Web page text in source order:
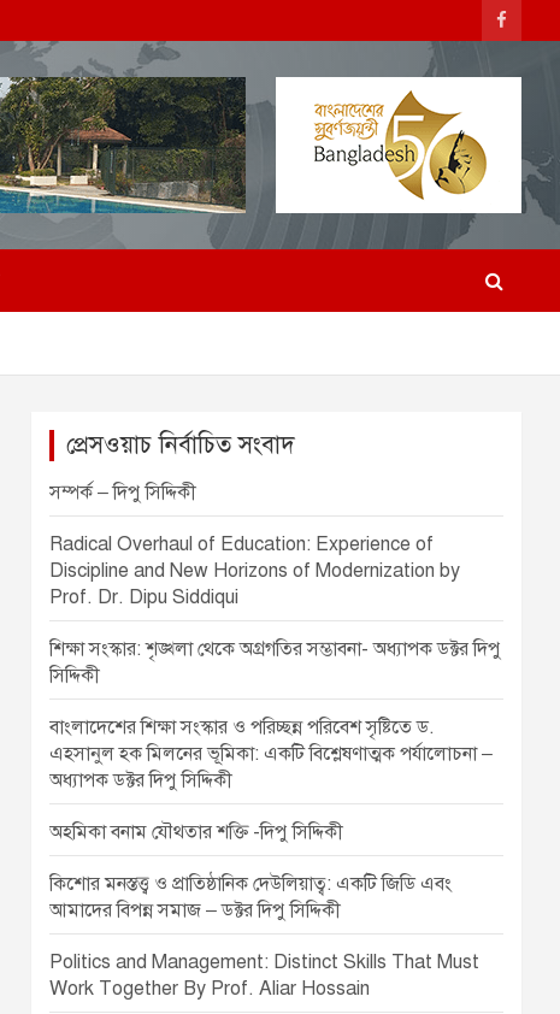
প্রেসওয়াচ নির্বাচিত সংবাদ
সম্পর্ক – দিপু সিদ্দিকী
Radical Overhaul of Education: Experience of
Discipline and New Horizons of Modernization by
Prof. Dr. Dipu Siddiqui
শিক্ষা সংস্কার: শৃঙ্খলা থেকে অগ্রগতির সম্ভাবনা- অধ্যাপক ডক্টর দিপু
সিদ্দিকী
বাংলাদেশের শিক্ষা সংস্কার ও পরিচ্ছন্ন পরিবেশ সৃষ্টিতে ড.
এহসানুল হক মিলনের ভূমিকা: একটি বিশ্লেষণাত্মক পর্যালোচনা –
অধ্যাপক ডক্টর দিপু সিদ্দিকী
অহমিকা বনাম যৌথতার শক্তি -দিপু সিদ্দিকী
কিশোর মনস্তত্ত্ব ও প্রাতিষ্ঠানিক দেউলিয়াত্ব: একটি জিডি এবং
আমাদের বিপন্ন সমাজ – ডক্টর দিপু সিদ্দিকী
Politics and Management: Distinct Skills That Must
Work Together By Prof. Aliar Hossain